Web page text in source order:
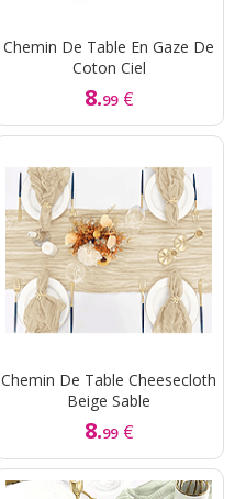
Chemin De Table En Gaze De
Coton Ciel
8.99 €
Chemin De Table Cheesecloth
Beige Sable
8.99 €